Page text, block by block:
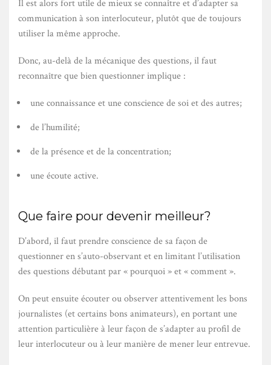
Il est alors fort utile de mieux se connaître et d’adapter sa
communication à son interlocuteur, plutôt que de toujours
utiliser la même approche.
Donc, au-delà de la mécanique des questions, il faut
reconnaître que bien questionner implique :
une connaissance et une conscience de soi et des autres;
de l’humilité;
de la présence et de la concentration;
une écoute active.
Que faire pour devenir meilleur?
D’abord, il faut prendre conscience de sa façon de
questionner en s’auto-observant et en limitant l’utilisation
des questions débutant par « pourquoi » et « comment ».
On peut ensuite écouter ou observer attentivement les bons
journalistes (et certains bons animateurs), en portant une
attention particulière à leur façon de s’adapter au profil de
leur interlocuteur ou à leur manière de mener leur entrevue.